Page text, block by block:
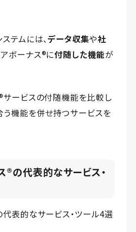
テムには、 データ収集や社
ボーナス®️に付随した機能が
ービスの付随機能を比較し
う機能を併せ持つサービスを
®の代表的なサービス・
表的なサービス・ツール4選